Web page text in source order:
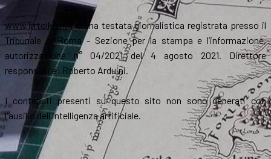
www.jrrtolkien.itè una testata giornalistica registrata presso il
Tribunale di Roma - Sezione per la stampa e l’informazione,
autorizzazione n° 04/2021 del 4 agosto 2021. Direttore
responsabile: Roberto Arduini.
I contenuti presenti su questo sito non sono generati con
l'ausilio dell'intelligenza artificiale.